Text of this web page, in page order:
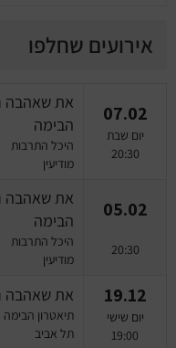
אירועים שחלפו
07.02
יום שבת
20:30
את שאהבה
הבימה
היכל התרבות
מודיעין
05.02
20:30
את שאהבה
הבימה
היכל התרבות
מודיעין
19.12
יום שישי
19:00
את שאהבה
תיאטרון הבימה
תל אביב